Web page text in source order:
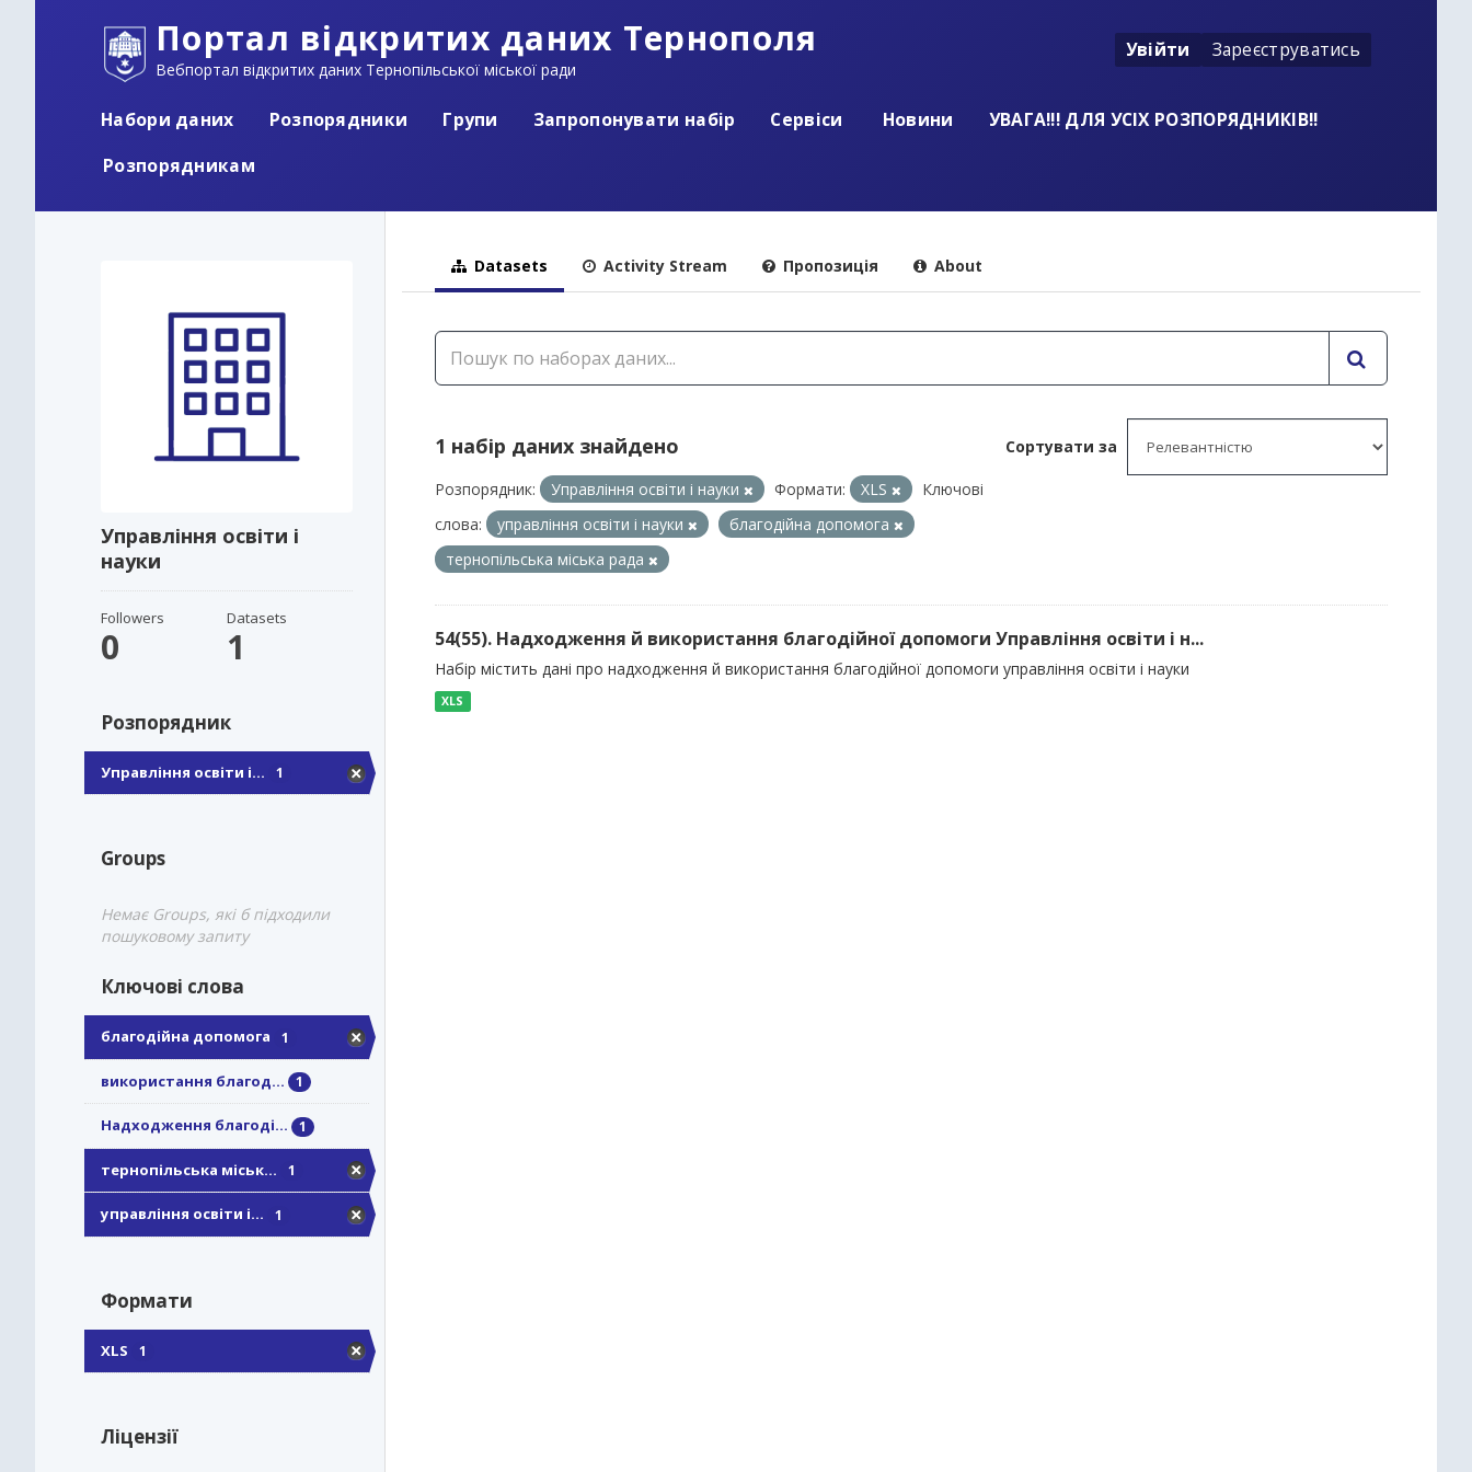
Портал відкритих даних Тернополя
Вебпортал відкритих даних Тернопільської міської ради
Увійти Зареєструватись
Набори даних Розпорядники Групи Запропонувати набір Сервіси Новини
УВАГА!!! ДЛЯ УСІХ РОЗПОРЯДНИКІВ!!
Розпорядникам
Управління освіти і
науки
Followers
0
Datasets
1
Розпорядник
Управління освіти і... 1
Groups
Немає Groups, які б підходили
пошуковому запиту
Ключові слова
благодійна допомога 1
використання благод... 1
Надходження благоді... 1
тернопільська міськ... 1
управління освіти і... 1
Формати
XLS 1
Ліцензії
Datasets Activity Stream Пропозиція About
Сортувати за
1 набір даних знайдено
Розпорядник: Управління освіти і науки Формати: XLS
Ключові
слова:
управління освіти і науки
благодійна допомога
тернопільська міська рада
54(55). Надходження й використання благодійної допомоги Управління освіти і н...
Набір містить дані про надходження й використання благодійної допомоги управління освіти і науки
XLS